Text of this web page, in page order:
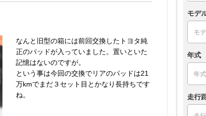
なんと旧型の箱には前回交換したトヨタ純
正のパッドが入っていました。置いといた
記憶はないのですが。
という事は今回の交換でリアのパッドは21
万kmでまだ３セット目とかなり長持ちです
ね。
モデ
年式
走行